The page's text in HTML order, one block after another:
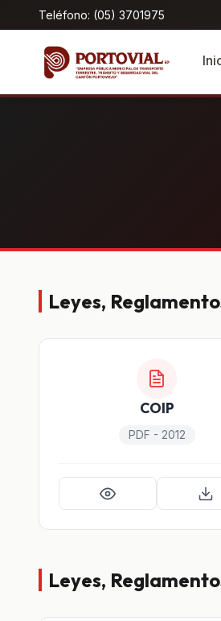
Teléfono: (05) 3701975
Leyes,
COIP
PDF - 2012
Leyes,